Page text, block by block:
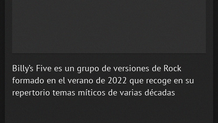
Billy’s Five es un grupo de versiones de Rock
formado en el verano de 2022 que recoge en su
repertorio temas míticos de varias décadas